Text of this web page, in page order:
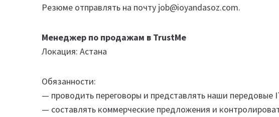
Резюме отправлять на почту job@ioyandasoz.com.
Менеджер по продажам в TrustMe
Локация: Астана
Обязанности:
— проводить переговоры и представлять наши передовые
— составлять коммерческие предложения и